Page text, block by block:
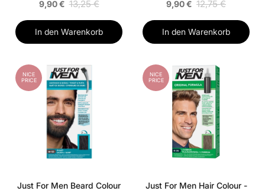
9,90 € 13,25 €
In den Warenkorb
9,90 € 12,75 €
In den Warenkorb
NICE
PRICE
Just For Men Beard Colour
NICE
PRICE
Just For Men Hair Colour -